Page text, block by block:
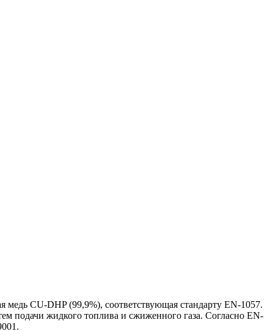
CU-DHP (99,9%), соответствующая стандарту EN-1057.
подачи жидкого топлива и сжиженного газа. Согласно EN-